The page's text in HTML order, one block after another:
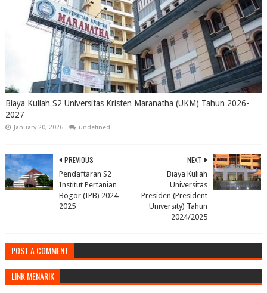
Biaya Kuliah S2 Universitas Kristen Maranatha (UKM) Tahun 2026-
2027
January 20, 2026 undefined
NEXT
Biaya Kuliah
Universitas
Presiden (President
University) Tahun
2024/2025
PREVIOUS
Pendaftaran S2
Institut Pertanian
Bogor (IPB) 2024-
2025
POST A COMMENT
LINK MENARIK